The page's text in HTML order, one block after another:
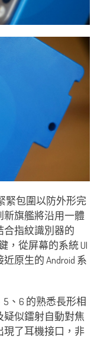
緊包圍以防外形完
新旗艦將沿用一體
合指紋識別器的
，從屏幕的系統 UI
原生的 Android 系
5、6 的熟悉長形相
似鐳射自動對焦
現了耳機接口，非